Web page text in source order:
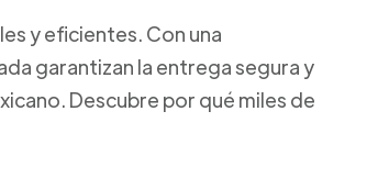
y eficientes. Con una
garantizan la entrega segura y
Descubre por qué miles de